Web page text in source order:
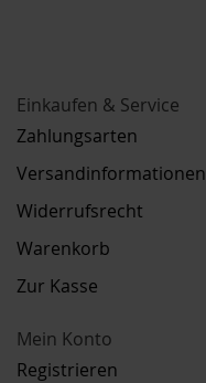
Einkaufen & Service
Zahlungsarten
Versandinformationen
Widerrufsrecht
Warenkorb
Zur Kasse
Mein Konto
Registrieren